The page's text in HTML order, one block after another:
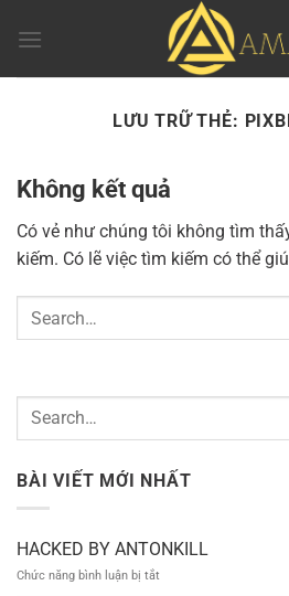
đến
LƯU TRỮ THẺ:
Không kết quả
Có vẻ như chúng tôi không tìm
kiếm. Có lẽ việc tìm kiếm có thể
BÀI VIẾT MỚI NHẤT
HACKED BY ANTONKILL
Chức năng bình luận bị tắt